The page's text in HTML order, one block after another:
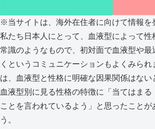
※当サイトは、海外在住者に向けて情報を
私たち日本人にとって、血液型によって性
常識のようなもので、初対面で血液型や最
くというコミュニケーションもよくみられ
は、血液型と性格に明確な因果関係はない
血液型別に見る性格の特徴に「当てはま
ことを言われているよう」と思ったことが
う。